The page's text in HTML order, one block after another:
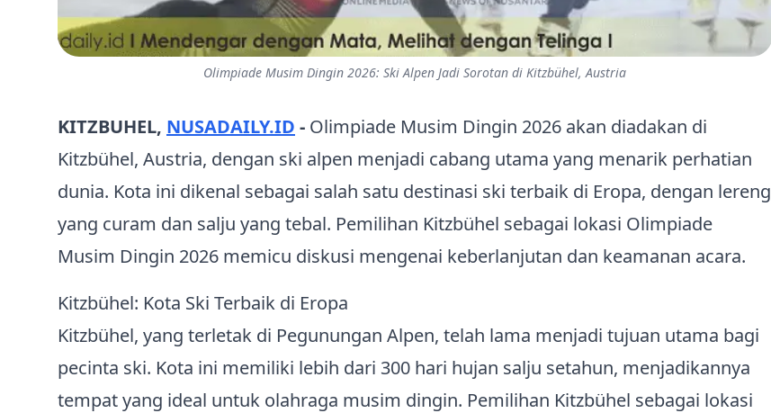
Olimpiade Musim Dingin 2026: Ski Alpen Jadi Sorotan di Kitzbühel, Austria
KITZBUHEL, NUSADAILY.ID - Olimpiade Musim Dingin 2026 akan diadakan di
Kitzbühel, Austria, dengan ski alpen menjadi cabang utama yang menarik perhatian
dunia. Kota ini dikenal sebagai salah satu destinasi ski terbaik di Eropa, dengan lereng
yang curam dan salju yang tebal. Pemilihan Kitzbühel sebagai lokasi Olimpiade
Musim Dingin 2026 memicu diskusi mengenai keberlanjutan dan keamanan acara.
Kitzbühel: Kota Ski Terbaik di Eropa
Kitzbühel, yang terletak di Pegunungan Alpen, telah lama menjadi tujuan utama bagi
pecinta ski. Kota ini memiliki lebih dari 300 hari hujan salju setahun, menjadikannya
tempat yang ideal untuk olahraga musim dingin. Pemilihan Kitzbühel sebagai lokasi